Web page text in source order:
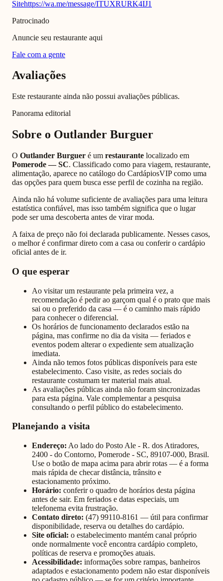
Sitehttps://wa.me/message/ITUXRURK4IJ1
Patrocinado
Anuncie seu restaurante aqui
Fale com a gente
Avaliações
Este restaurante ainda não possui avaliações públicas.
Panorama editorial
Sobre o Outlander Burguer
O Outlander Burguer é um restaurante localizado em
Pomerode—SC. Classificado como para viagem, restaurante,
alimentação, aparece no catálogo do CardápiosVIP como uma
das opções para quem busca esse perfil de cozinha na região.
Ainda não há volume suficiente de avaliações para uma leitura
estatística confiável, mas isso também significa que o lugar
pode ser uma descoberta antes de virar moda.
A faixa de preço não foi declarada publicamente. Nesses casos,
o melhor é confirmar direto com a casa ou conferir o cardápio
oficial antes de ir.
O que esperar
Ao visitar um restaurante pela primeira vez, a
recomendação é pedir ao garçom qual é o prato que mais
sai ou o preferido da casa — é o caminho mais rápido
para conhecer o diferencial.
Os horários de funcionamento declarados estão na
página, mas confirme no dia da visita — feriados e
eventos podem alterar o expediente sem atualização
imediata.
Ainda não temos fotos públicas disponíveis para este
estabelecimento. Caso visite, as redes sociais do
restaurante costumam ter material mais atual.
As avaliações públicas ainda não foram sincronizadas
para esta página. Vale complementar a pesquisa
consultando o perfil público do estabelecimento.
Planejando a visita
Endereço: Ao lado do Posto Ale - R. dos Atiradores,
2400 - do Contorno, Pomerode - SC, 89107-000, Brasil.
Use o botão de mapa acima para abrir rotas — é a forma
mais rápida de checar distância, trânsito e
estacionamento próximo.
Horário: conferir o quadro de horários desta página
antes de sair. Em feriados e datas especiais, um
telefonema evita frustração.
Contato direto: (47) 99110-8161 — útil para confirmar
disponibilidade, reserva ou detalhes do cardápio.
Site oficial: o estabelecimento mantém canal próprio
onde normalmente você encontra cardápio completo,
políticas de reserva e promoções atuais.
Acessibilidade: informações sobre rampas, banheiros
adaptados e estacionamento podem não estar disponíveis